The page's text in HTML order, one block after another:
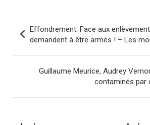
v
a
Effondrement. Face aux
demandent à être armés ! – Les
Guillaume Meurice, Audrey
contaminés par